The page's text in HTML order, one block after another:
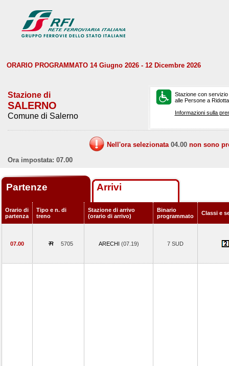
ORARIO PROGRAMMATO 14 Giugno 2026 - 12 Dicembre 2026
Stazione di
SALERNO
Comune di Salerno
Stazione con
alle Persone a
Informazioni sulla
Nell'ora selezionata 04.00 non sono
Ora impostata: 07.00
Partenze Arrivi
Orario di
partenza
Tipo e n. di
treno
Stazione di arrivo
(orario di arrivo)
Binario
programmato
Classi e
07.00 5705 ARECHI (07.19) 7 SUD